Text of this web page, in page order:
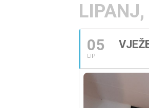
05
LIP